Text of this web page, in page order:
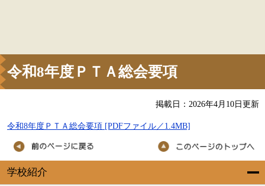
学校紹介
令和8年度ＰＴＡ総会要項
掲載日：2026年4月10日更新
令和8年度ＰＴＡ総会要項 [PDFファイル／1.4MB]